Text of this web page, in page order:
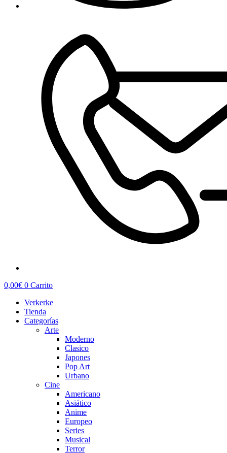
0,00€ 0 Carrito
Verkerke
Tienda
Categorías
Arte
Moderno
Clasico
Japones
Pop Art
Urbano
Cine
Americano
Asiático
Anime
Europeo
Series
Musical
Terror